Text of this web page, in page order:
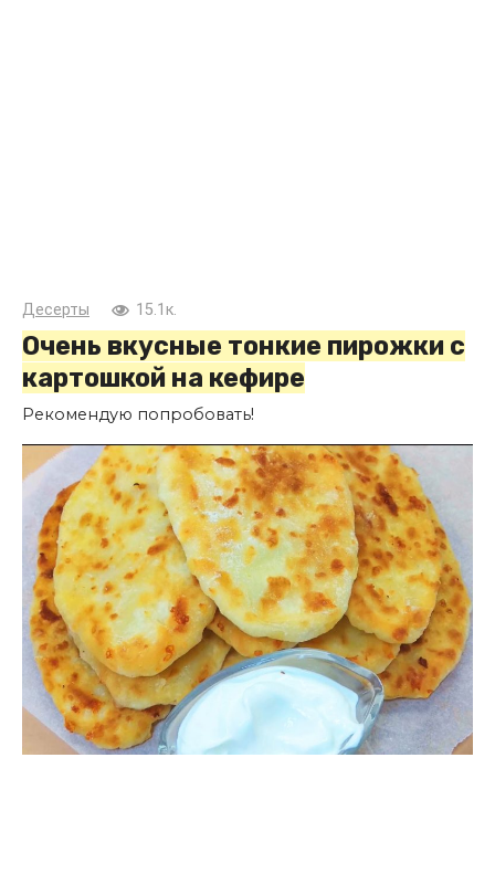
Десерты 15.1к.
Очень вкусные тонкие пирожки с
картошкой на кефире
Рекомендую попробовать!